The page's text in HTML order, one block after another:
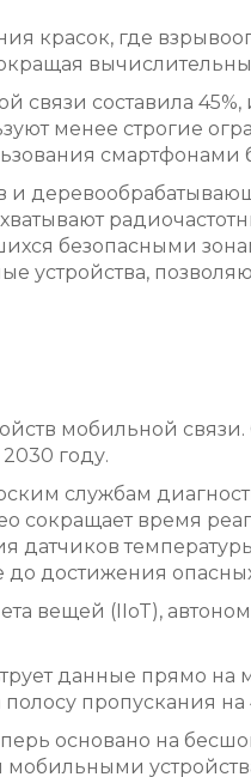
красок, где
составила 45%,
менее строгие
смартфонами
безопасными
устройства,
мобильной
году.
службам
сокращает время
датчиков
достижения
вещей (IIoT),
данные прямо на
пропускания на
основано на